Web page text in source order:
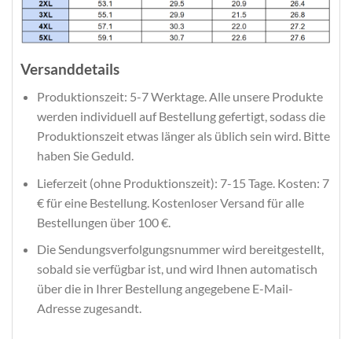
Versanddetails
Produktionszeit: 5-7 Werktage. Alle unsere Produkte
werden individuell auf Bestellung gefertigt, sodass die
Produktionszeit etwas länger als üblich sein wird. Bitte
haben Sie Geduld.
Lieferzeit (ohne Produktionszeit): 7-15 Tage. Kosten: 7
€ für eine Bestellung. Kostenloser Versand für alle
Bestellungen über 100 €.
Die Sendungsverfolgungsnummer wird bereitgestellt,
sobald sie verfügbar ist, und wird Ihnen automatisch
über die in Ihrer Bestellung angegebene E-Mail-
Adresse zugesandt.